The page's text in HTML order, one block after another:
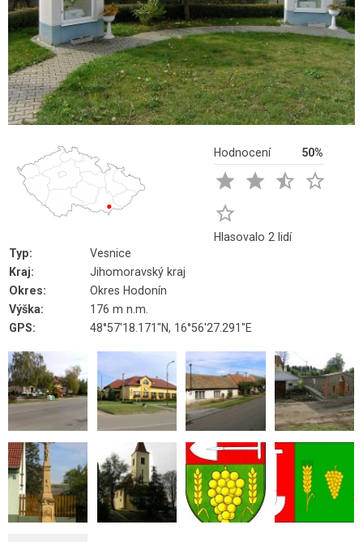
Hodnocení 50%
   

Hlasovalo 2 lidí
Typ:
Vesnice
Kraj:
Jihomoravský kraj
Okres:
Okres Hodonín
Výška:
176 m n.m.
GPS:
48°57'18.171"N, 16°56'27.291"E